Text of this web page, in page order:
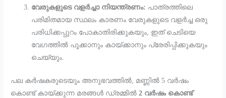
വേരുകളുടെ വളർച്ചാ നിയന്ത്രണം: പാത്രത്തിലെ
പരിമിതമായ സ്ഥലം കാരണം വേരുകളുടെ വളർച്ച ഒരു
പരിധിക്കപ്പുറം പോകാതിരിക്കുകയും, ഇത് ചെടിയെ
വേഗത്തിൽ പൂക്കാനും കായ്ക്കാനും പ്രേരിപ്പിക്കുകയും
ചെയ്യും.
പല കർഷകരുടെയും അനുഭവത്തിൽ, മണ്ണിൽ 5 വർഷം
കൊണ്ട് കായ്ക്കുന്ന മരങ്ങൾ ഡ്രമ്മിൽ2 വർഷം കൊണ്ട്